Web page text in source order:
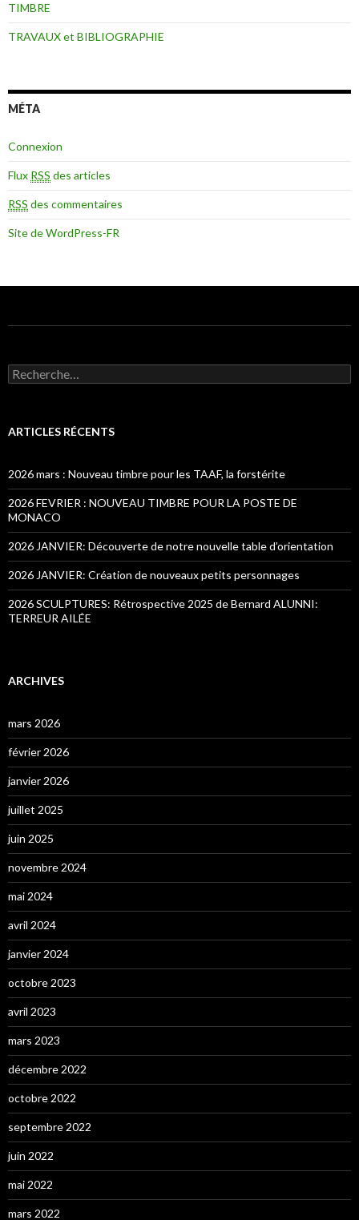
TIMBRE
TRAVAUX et BIBLIOGRAPHIE
MÉTA
Connexion
Flux RSS des articles
RSS des commentaires
Site de WordPress-FR
Recherche pour :
ARTICLES RÉCENTS
2026 mars : Nouveau timbre pour les TAAF, la forstérite
2026 FEVRIER : NOUVEAU TIMBRE POUR LA POSTE DE
MONACO
2026 JANVIER: Découverte de notre nouvelle table d’orientation
2026 JANVIER: Création de nouveaux petits personnages
2026 SCULPTURES: Rétrospective 2025 de Bernard ALUNNI:
TERREUR AILÉE
ARCHIVES
mars 2026
février 2026
janvier 2026
juillet 2025
juin 2025
novembre 2024
mai 2024
avril 2024
janvier 2024
octobre 2023
avril 2023
mars 2023
décembre 2022
octobre 2022
septembre 2022
juin 2022
mai 2022
mars 2022